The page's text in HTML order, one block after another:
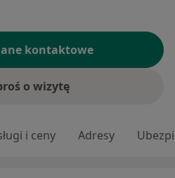
kontaktowe
o wizytę
i ceny Adresy